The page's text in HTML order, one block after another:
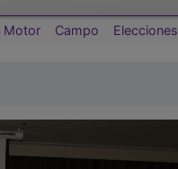
Motor Campo Elecciones